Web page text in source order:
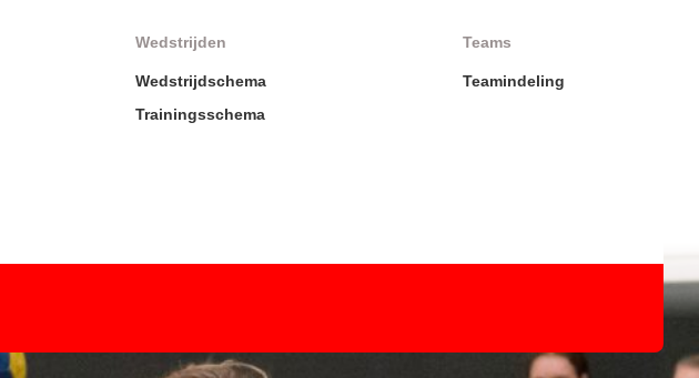
Wedstrijden
Wedstrijdschema
Trainingsschema
Teams
Teamindeling